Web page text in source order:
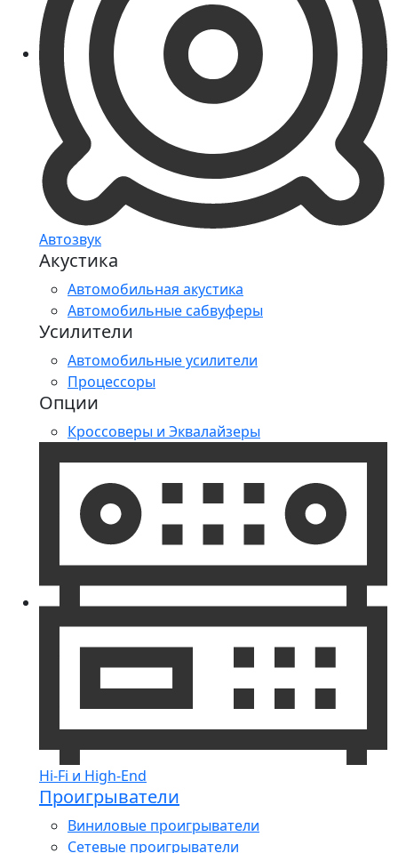
Автозвук
Акустика
Автомобильная акустика
Автомобильные сабвуферы
Усилители
Автомобильные усилители
Процессоры
Опции
Кроссоверы и Эквалайзеры
Hi-Fi и High-End
Проигрыватели
Виниловые проигрыватели
Сетевые проигрыватели